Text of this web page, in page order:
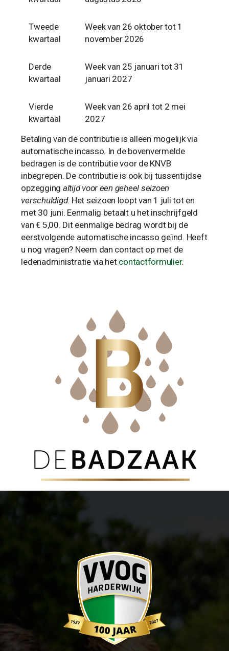
Tweede
kwartaal
Week van 26 oktober tot 1
november 2026
Derde
kwartaal
Week van 25 januari tot 31
januari 2027
Vierde
kwartaal
Week van 26 april tot 2 mei
2027
Betaling van de contributie is alleen mogelijk via
automatische incasso. In de bovenvermelde
bedragen is de contributie voor de KNVB
inbegrepen. De contributie is ook bij tussentijdse
opzegging altijd voor een geheel seizoen
verschuldigd. Het seizoen loopt van 1 juli tot en
met 30 juni. Eenmalig betaalt u het inschrijfgeld
van € 5,00. Dit eenmalige bedrag wordt bij de
eerstvolgende automatische incasso geïnd. Heeft
u nog vragen? Neem dan contact op met de
ledenadministratie via het contactformulier.